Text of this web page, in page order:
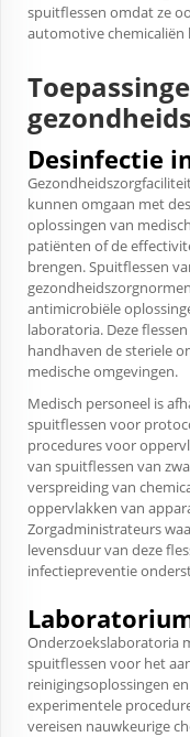
spuitflessen omdat ze
automotive
Desinfectie
kunnen omgaan met
oplossingen van
patiënten of de
brengen. Spuitflessen
antimicrobiële
laboratoria. Deze
handhaven de steriele
medische omgevingen.
Medisch personeel is
spuitflessen voor
procedures voor
van spuitflessen van
verspreiding van
oppervlakken van
Zorgadministrateurs
levensduur van deze
infectiepreventie
Onderzoekslaboratoria
spuitflessen voor het
reinigingsoplossingen
experimentele
vereisen nauwkeurige